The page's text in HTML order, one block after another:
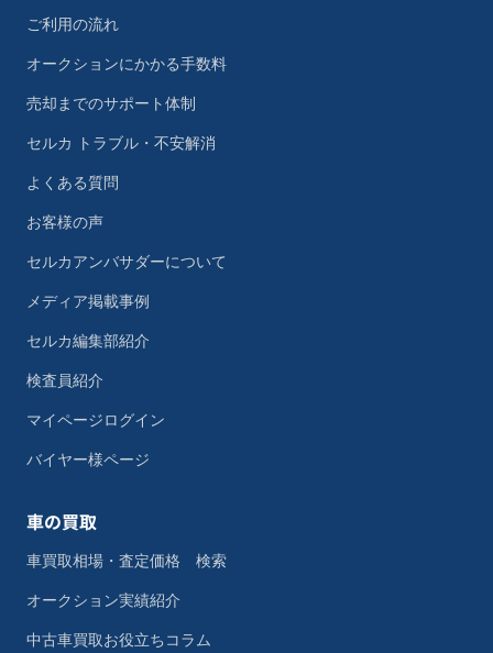
ご利用の流れ
オークションにかかる手数料
売却までのサポート体制
セルカ トラブル・不安解消
よくある質問
お客様の声
セルカアンバサダーについて
メディア掲載事例
セルカ編集部紹介
検査員紹介
マイページログイン
バイヤー様ページ
車の買取
車買取相場・査定価格 検索
オークション実績紹介
中古車買取お役立ちコラム